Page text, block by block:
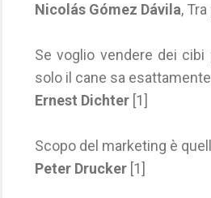
Nicolás Gómez Dávila,
Se voglio vendere dei
solo il cane sa
Ernest Dichter [1]
Scopo del marketing è
Peter Drucker [1]